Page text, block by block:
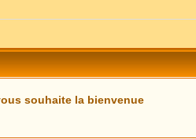
souhaite la bienvenue